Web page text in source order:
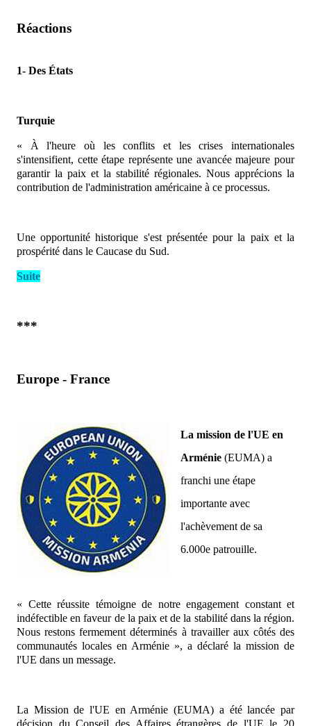
Réactions
1- Des États
Turquie
« À l'heure où les conflits et les crises internationales
s'intensifient, cette étape représente une avancée majeure pour
garantir la paix et la stabilité régionales. Nous apprécions la
contribution de l'administration américaine à ce processus.
Une opportunité historique s'est présentée pour la paix et la
prospérité dans le Caucase du Sud.
Suite
***
Europe - France
La mission de l'UE en
Arménie (EUMA) a
franchi une étape
importante avec
l'achèvement de sa
6.000e patrouille.
« Cette réussite témoigne de notre engagement constant et
indéfectible en faveur de la paix et de la stabilité dans la région.
Nous restons fermement déterminés à travailler aux côtés des
communautés locales en Arménie », a déclaré la mission de
l'UE dans un message.
La Mission de l'UE en Arménie (EUMA) a été lancée par
décision du Conseil des Affaires étrangères de l'UE le 20